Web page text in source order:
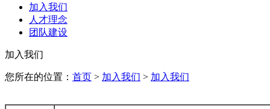
加入我们
人才理念
团队建设
加入我们
您所在的位置： 首页 > 加入我们 > 加入我们